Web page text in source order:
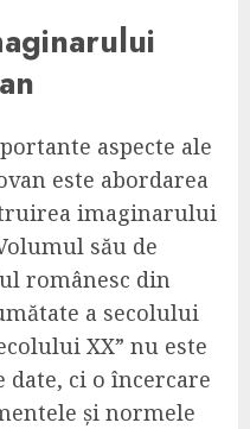
aspecte ale
este abordarea
imaginarului
său de
românesc din
a secolului
XX” nu este
date, ci o încercare
și normele